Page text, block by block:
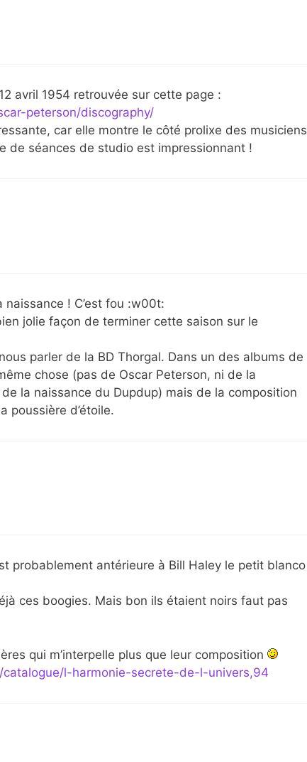
avril 1954 retrouvée sur cette page :
peterson/discography/
car elle montre le côté prolixe des musiciens
de séances de studio est impressionnant !
! C’est fou :w00t:
jolie façon de terminer cette saison sur le
parler de la BD Thorgal. Dans un des albums de
chose (pas de Oscar Peterson, ni de la
la naissance du Dupdup) mais de la composition
poussière d’étoile.
probablement antérieure à Bill Haley le petit blanco
ces boogies. Mais bon ils étaient noirs faut pas
qui m’interpelle plus que leur composition
l-harmonie-secrete-de-l-univers,94